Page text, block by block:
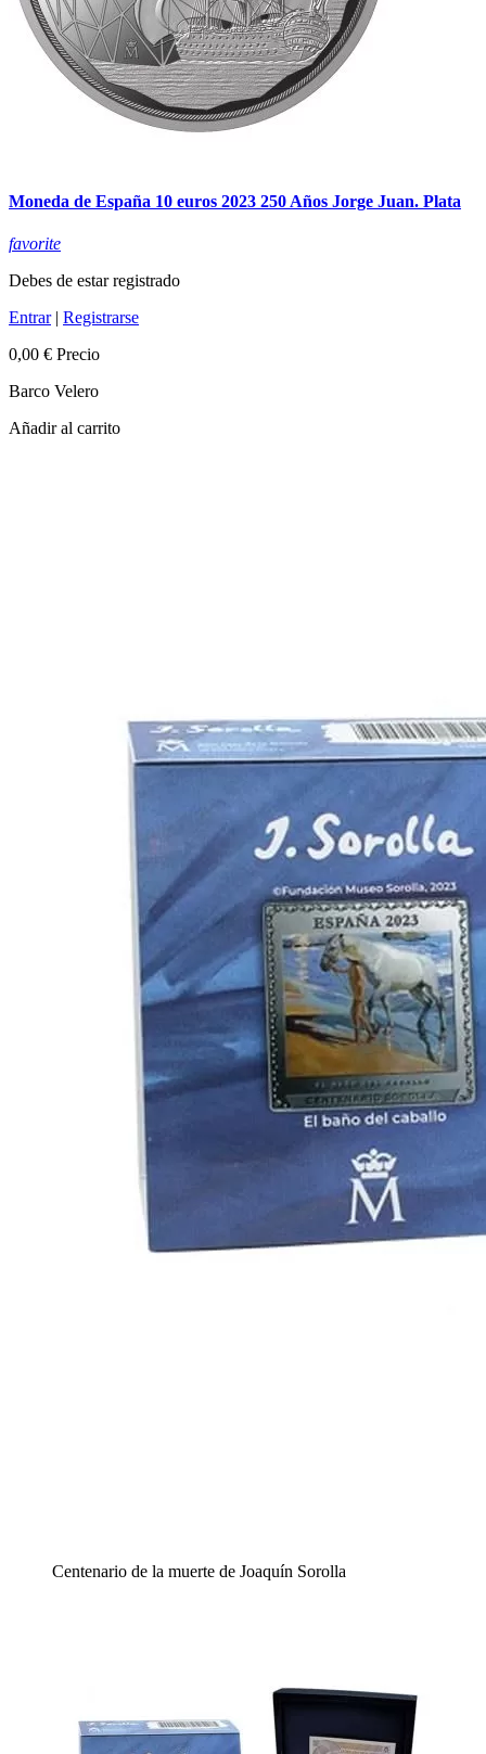
Moneda de España 10 euros 2023 250 Años Jorge Juan. Plata
favorite
Debes de estar registrado
Entrar| Registrarse
0,00 € Precio
Barco Velero
Añadir al carrito
Centenario de la muerte de Joaquín Sorolla